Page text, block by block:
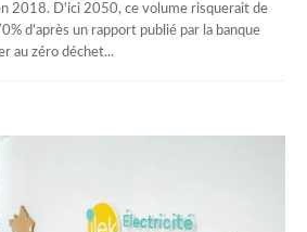
2018. D'ici 2050, ce volume risquerait de
d'après un rapport publié par la banque
au zéro déchet...